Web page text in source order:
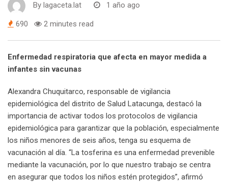
By lagaceta.lat 1 año ago
690 2 minutes read
Enfermedad respiratoria que afecta en mayor medida a
infantes sin vacunas
Alexandra Chuquitarco, responsable de vigilancia
epidemiológica del distrito de Salud Latacunga, destacó la
importancia de activar todos los protocolos de vigilancia
epidemiológica para garantizar que la población, especialmente
los niños menores de seis años, tenga su esquema de
vacunación al día. “La tosferina es una enfermedad prevenible
mediante la vacunación, por lo que nuestro trabajo se centra
en asegurar que todos los niños estén protegidos”, afirmó